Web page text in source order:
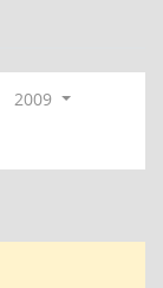
2009